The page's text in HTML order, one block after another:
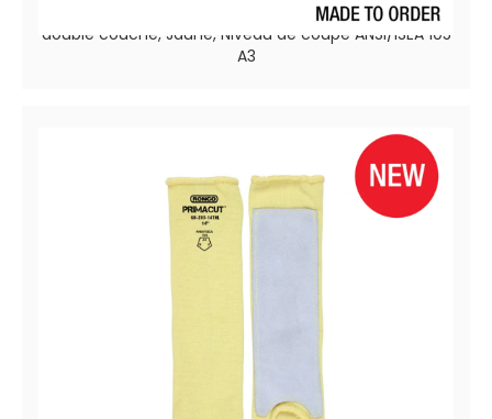
Manches de protection coupe légères en aramide
double couche, Jaune, Niveau de coupe ANSI/ISEA 105
A3